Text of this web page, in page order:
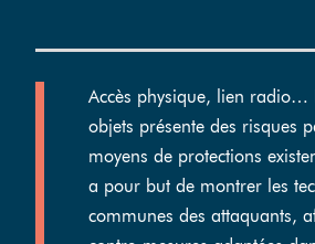
Accès physique, lien radio…
objets présente des risques
moyens de protections
a pour but de montrer les
communes des attaquants,